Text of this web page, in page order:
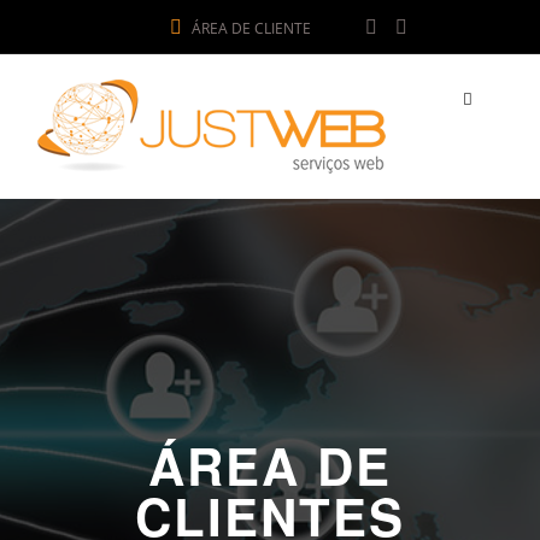
ÁREA DE CLIENTE
ÁREA DE
CLIENTES